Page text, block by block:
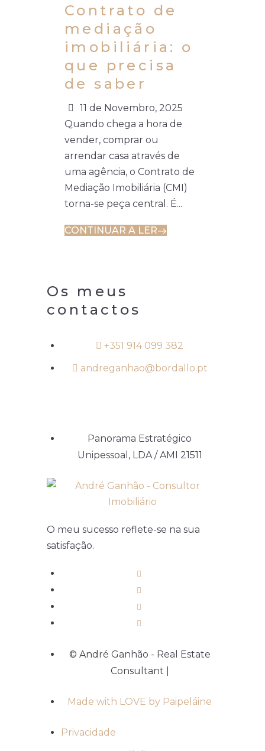
Contrato de
mediação
imobiliária: o
que precisa
de saber
11 de Novembro, 2025
Quando chega a hora de
vender, comprar ou
arrendar casa através de
uma agência, o Contrato de
Mediação Imobiliária (CMI)
torna-se peça central. É...
CONTINUAR A LER
Os meus
contactos
+351 914 099 382
andreganhao@bordallo.pt
Panorama Estratégico
Unipessoal, LDA / AMI 21511
O meu sucesso reflete-se na sua
satisfação.
© André Ganhão - Real Estate
Consultant |
Made with LOVE by Paipeláine
Privacidade